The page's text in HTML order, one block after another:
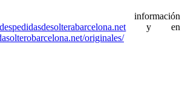
y en
originales/